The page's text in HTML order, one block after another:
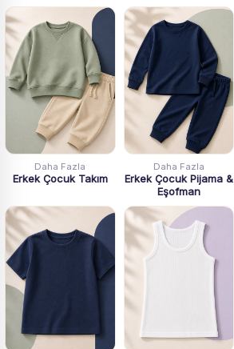
Daha Fazla
Erkek Çocuk Takım
Daha Fazla
Erkek Çocuk Pijama &
Eşofman